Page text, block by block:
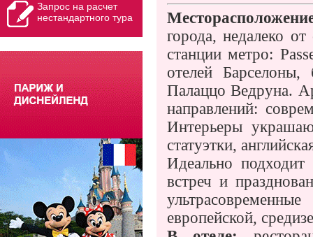
Запрос на расчет
нестандартного тура
города, недалеко
станции метро:
отелей
Палаццо Ведруна.
направлений:
Интерьеры
статуэтки,
Идеально
встреч и
европейской,